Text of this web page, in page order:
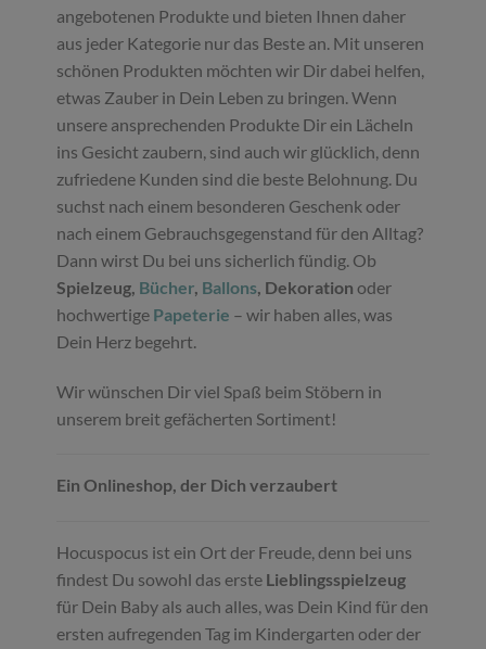
angebotenen Produkte und bieten Ihnen daher
aus jeder Kategorie nur das Beste an. Mit unseren
schönen Produkten möchten wir Dir dabei helfen,
etwas Zauber in Dein Leben zu bringen. Wenn
unsere ansprechenden Produkte Dir ein Lächeln
ins Gesicht zaubern, sind auch wir glücklich, denn
zufriedene Kunden sind die beste Belohnung. Du
suchst nach einem besonderen Geschenk oder
nach einem Gebrauchsgegenstand für den Alltag?
Dann wirst Du bei uns sicherlich fündig. Ob
Spielzeug, Bücher, Ballons, Dekoration oder
hochwertige Papeterie – wir haben alles, was
Dein Herz begehrt.
Wir wünschen Dir viel Spaß beim Stöbern in
unserem breit gefächerten Sortiment!
Ein Onlineshop, der Dich verzaubert
Hocuspocus ist ein Ort der Freude, denn bei uns
findest Du sowohl das erste Lieblingsspielzeug
für Dein Baby als auch alles, was Dein Kind für den
ersten aufregenden Tag im Kindergarten oder der